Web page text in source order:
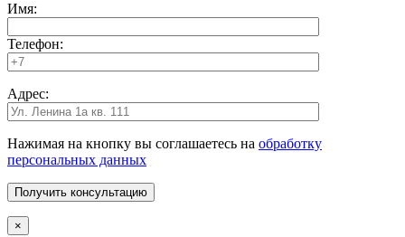
Имя:
Телефон:
Адрес:
Нажимая на кнопку вы соглашаетесь на обработку
персональных данных
×